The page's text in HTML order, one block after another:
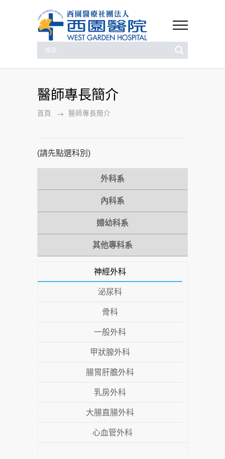
醫師專長簡介
首頁 醫師專長簡介
(請先點選科別)
外科系
內科系
婦幼科系
其他專科系
神經外科
泌尿科
骨科
一般外科
甲狀腺外科
腸胃肝膽外科
乳房外科
大腸直腸外科
心血管外科